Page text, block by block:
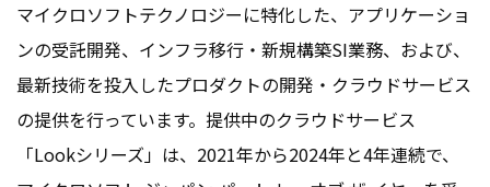
マイクロソフトテクノロジーに特化した、アプリケーショ
ンの受託開発、インフラ移行・新規構築SI業務、および、
最新技術を投入したプロダクトの開発・クラウドサービス
の提供を行っています。提供中のクラウドサービス
「Lookシリーズ」は、2021年から2024年と4年連続で、